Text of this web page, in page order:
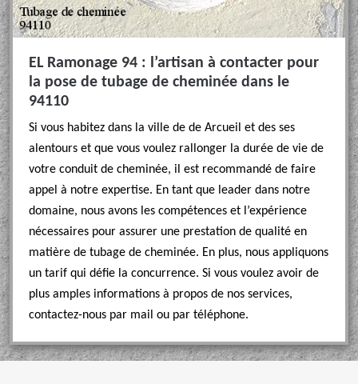
EL Ramonage 94 : l’artisan à contacter pour
la pose de tubage de cheminée dans le
94110
Si vous habitez dans la ville de de Arcueil et des ses
alentours et que vous voulez rallonger la durée de vie de
votre conduit de cheminée, il est recommandé de faire
appel à notre expertise. En tant que leader dans notre
domaine, nous avons les compétences et l’expérience
nécessaires pour assurer une prestation de qualité en
matière de tubage de cheminée. En plus, nous appliquons
un tarif qui défie la concurrence. Si vous voulez avoir de
plus amples informations à propos de nos services,
contactez-nous par mail ou par téléphone.